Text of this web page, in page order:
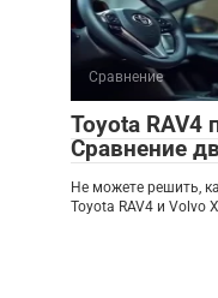
Сравнение
Toyota RAV4
Сравнение
Не можете решить,
Toyota RAV4 и Volvo